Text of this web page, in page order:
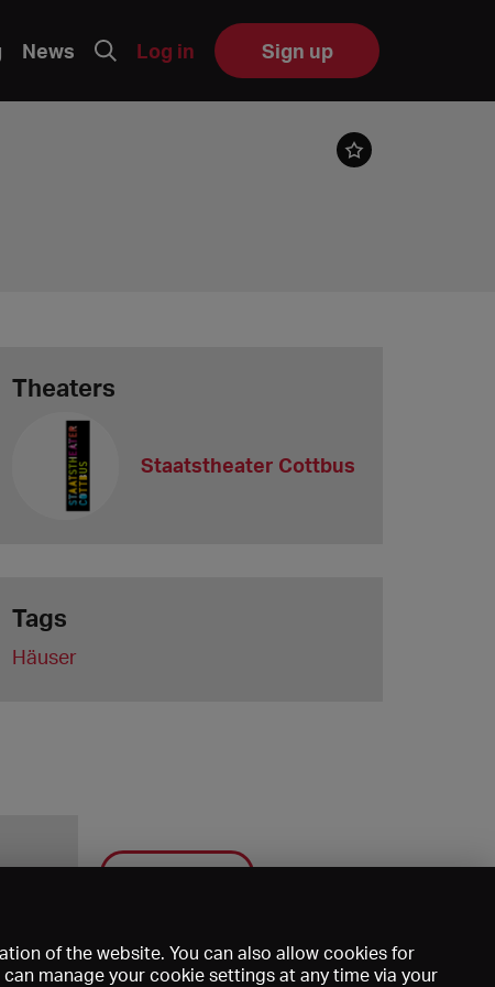
News Log in Sign up
Theaters
Staatstheater Cottbus
Tags
Häuser
Save
of the website. You can also allow cookies for
manage your cookie settings at any time via your